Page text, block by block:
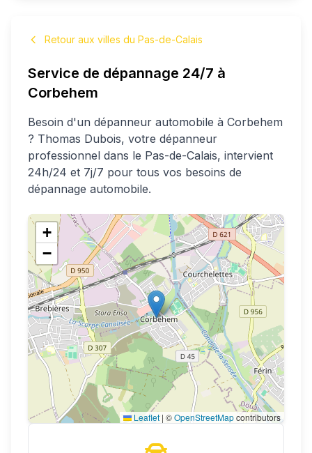
Retour aux villes du Pas-de-Calais
Service de dépannage 24/7 à
Corbehem
Besoin d'un dépanneur automobile à Corbehem
? Thomas Dubois, votre dépanneur
professionnel dans le Pas-de-Calais, intervient
24h/24 et 7j/7 pour tous vos besoins de
dépannage automobile.
+
−
Leaflet | ©OpenStreetMapcontributors